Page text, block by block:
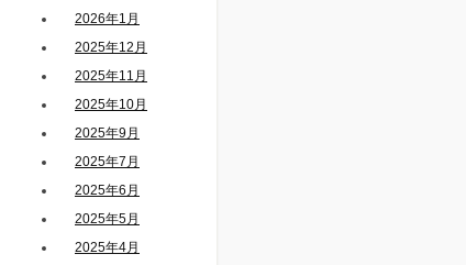
2026年1月
2025年12月
2025年11月
2025年10月
2025年9月
2025年7月
2025年6月
2025年5月
2025年4月